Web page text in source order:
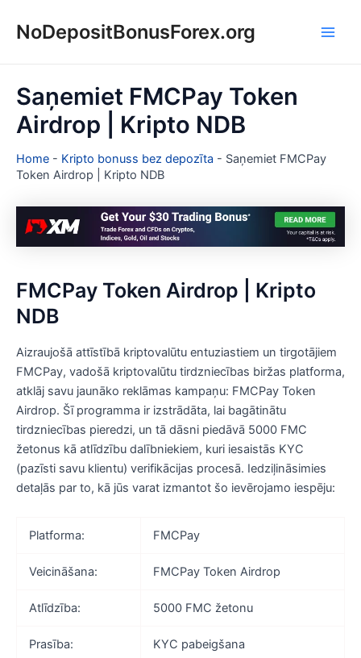
NoDepositBonusForex.org
Saņemiet FMCPay Token
Airdrop | Kripto NDB
Home - Kripto bonuss bez depozīta - Saņemiet FMCPay
Token Airdrop | Kripto NDB
FMCPay Token Airdrop | Kripto
NDB
Aizraujošā attīstībā kriptovalūtu entuziastiem un tirgotājiem
FMCPay, vadošā kriptovalūtu tirdzniecības biržas platforma,
atklāj savu jaunāko reklāmas kampaņu: FMCPay Token
Airdrop. Šī programma ir izstrādāta, lai bagātinātu
tirdzniecības pieredzi, un tā dāsni piedāvā 5000 FMC
žetonus kā atlīdzību dalībniekiem, kuri iesaistās KYC
(pazīsti savu klientu) verifikācijas procesā. Iedziļināsimies
detaļās par to, kā jūs varat izmantot šo ievērojamo iespēju:
Platforma: FMCPay
Veicināšana: FMCPay Token Airdrop
Atlīdzība: 5000 FMC žetonu
Prasība: KYC pabeigšana